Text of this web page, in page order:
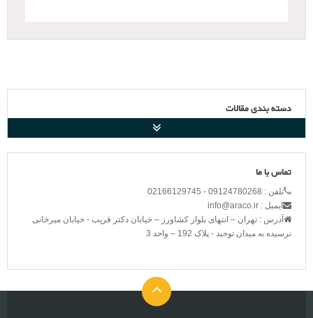
دسته بندی مقالات
تماس با ما
تلفن : 09124780268 - 02166129745
ایمیل : info@araco.ir
آدرس : تهران – انتهای بلوار کشاورز – خیابان دکتر قریب - خیابان میرخانی
نرسیده به میدان توحید - پلاک 192 – واحد 3